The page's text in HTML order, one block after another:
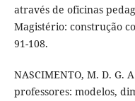
através de oficinas
Magistério: construção
91-108.
NASCIMENTO, M. D. G.
professores: modelos,